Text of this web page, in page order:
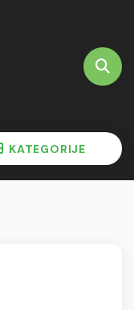
KATEGORIJE